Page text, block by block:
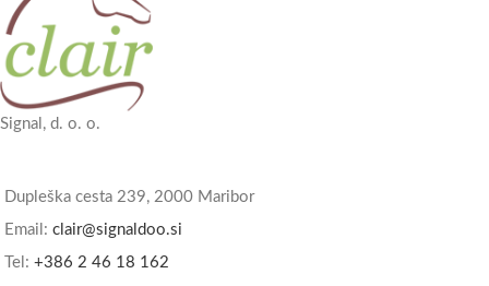
Signal, d. o. o.
Dupleška cesta 239, 2000 Maribor
Email: clair@signaldoo.si
Tel: +386 2 46 18 162